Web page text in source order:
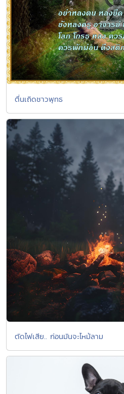
ตื่นเถิดชาวพุทธ
ตัดไฟเสีย.. ก่อนมันจะไหม้ลาม